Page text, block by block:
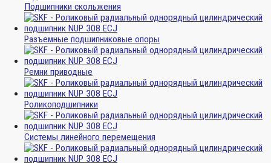
Подшипники скольжения
Разъемные подшипниковые опоры
Ремни приводные
Роликоподшипники
Системы линейного перемещения